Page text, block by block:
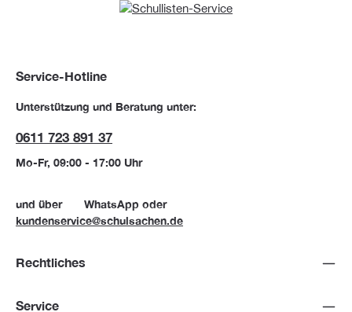
Service-Hotline
Unterstützung und Beratung unter:
0611 723 891 37
Mo-Fr, 09:00 - 17:00 Uhr
und über WhatsApp oder
kundenservice@schulsachen.de
Rechtliches
Service